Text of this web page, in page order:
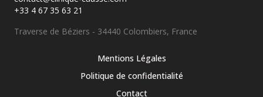
+33 4 67 35 63 21
Traverse de Béziers - 34440 Colombiers, France
Mentions Légales
Politique de confidentialité
Contact